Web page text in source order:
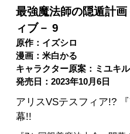
最強魔法師の隠遁計
ィブ－ 9
原作：イズシロ
漫画：米白かる
キャラクター原案：ミユキ
発売日：2023年10月6日
アリスVSテスフィア!?
幕!!